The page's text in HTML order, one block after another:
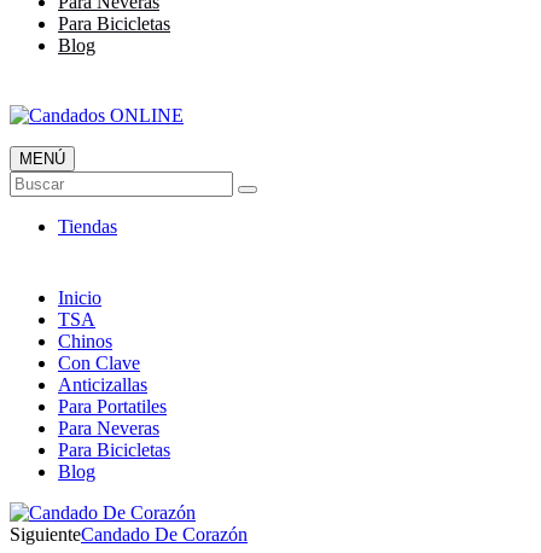
Para Bicicletas
Blog
Candados ONLINE
Envió 24/7!!!
MENÚ
Buscar
Tiendas
Inicio
TSA
Chinos
Con Clave
Anticizallas
Para Portatiles
Para Neveras
Para Bicicletas
Blog
SiguienteCandado De Corazón